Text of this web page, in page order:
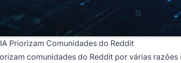
Priorizam Comunidades do Reddit
comunidades do Reddit por várias